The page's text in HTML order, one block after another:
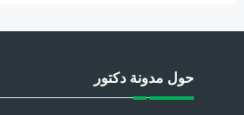
حول مدونة دكتور